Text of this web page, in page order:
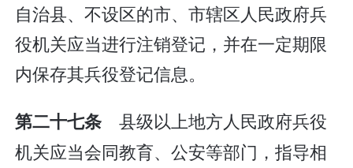
自治县、不设区的市、市辖区人民政府兵
役机关应当进行注销登记，并在一定期限
内保存其兵役登记信息。
第二十七条县级以上地方人民政府兵役
机关应当会同教育、公安等部门，指导相